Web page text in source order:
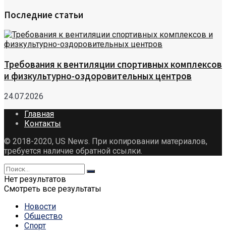
Последние статьи
Требования к вентиляции спортивных комплексов
и физкультурно-оздоровительных центров
24.07.2026
Главная
Контакты
© 2018-2020, US News. При копировании материалов,
требуется наличие обратной ссылки.
Нет результатов
Смотреть все результаты
Новости
Общество
Спорт